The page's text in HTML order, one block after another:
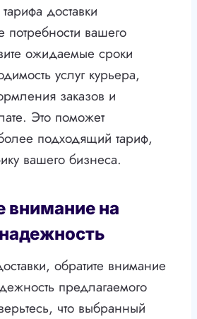
доставки
потребности вашего
ожидаемые сроки
услуг курьера,
заказов и
Это поможет
подходящий тариф,
вашего бизнеса.
внимание на
обратите внимание
предлагаемого
что выбранный